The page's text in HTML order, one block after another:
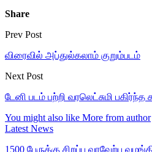
Share
Prev Post
விரைவில் அப்துல்கலாம் குறும்படம்
Next Post
டேனி படம் பற்றி வரலெட்சுமி
You might also like More from author
Latest News
1500 பேருக்கு சிறப்பு வரவேற்பு